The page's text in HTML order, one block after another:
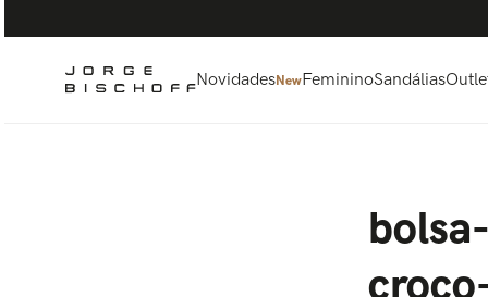
NovidadesNewFemininoSandálias
1º bolsa
scarpin